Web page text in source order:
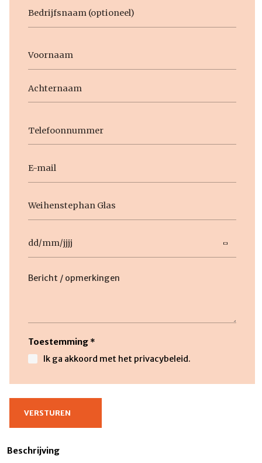
mail
titel
DD
slash
MM
Beschrijving
Toestemming *
Ik ga akkoord met het privacybeleid.
Beschrijving